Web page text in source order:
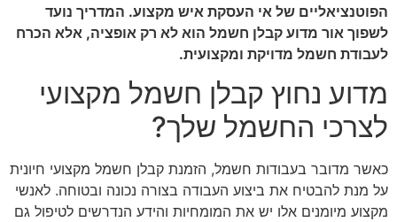
הפוטנציאליים של אי העסקת איש מקצוע. המדריך נועד
לשפוך אור מדוע קבלן חשמל הוא לא רק אופציה, אלא הכרח
לעבודת חשמל מדויקת ומקצועית.
מדוע נחוץ קבלן חשמל מקצועי
לצרכי החשמל שלך?
כאשר מדובר בעבודות חשמל, הזמנת קבלן חשמל מקצועי חיונית
על מנת להבטיח את ביצוע העבודה בצורה נכונה ובטוחה. לאנשי
מקצוע מיומנים אלו יש את המומחיות והידע הנדרשים לטיפול גם